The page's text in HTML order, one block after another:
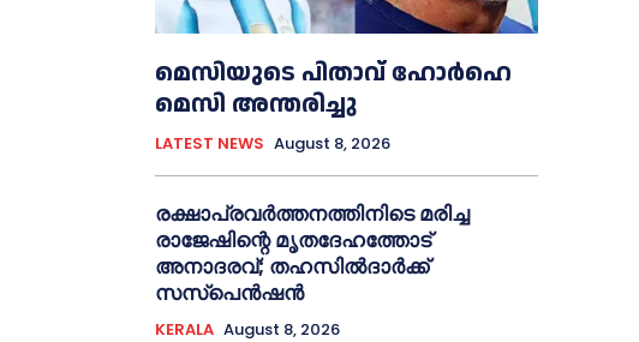
മെ​സിയുടെ പിതാവ് ഹോർഹെ
മെ​സി അന്തരിച്ചു
LATEST NEWS August 8, 2026
രക്ഷാപ്രവർത്തനത്തിനിടെ മരിച്ച
രാജേഷിന്റെ മൃതദേഹത്തോട്
അനാദരവ്; തഹസിൽദാർക്ക്
സസ്പെൻഷൻ
KERALA August 8, 2026